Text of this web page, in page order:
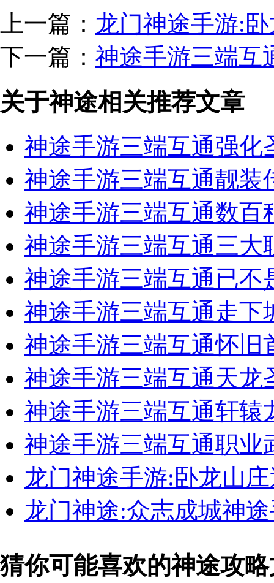
上一篇： 龙门神途手游:
下一篇： 神途手游三端互
关于神途相关推荐文章
神途手游三端互通强化
神途手游三端互通靓装
神途手游三端互通数百
神途手游三端互通三大
神途手游三端互通已不
神途手游三端互通走下
神途手游三端互通怀旧
神途手游三端互通天龙
神途手游三端互通轩辕
神途手游三端互通职业
龙门神途手游:卧龙山
龙门神途:众志成城神
猜你可能喜欢的神途攻